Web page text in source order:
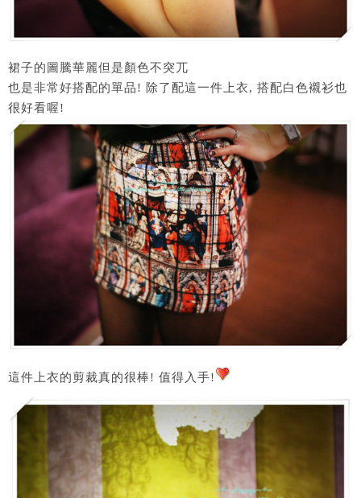
裙子的圖騰華麗但是顏色不突兀
也是非常好搭配的單品! 除了配這一件上衣, 搭配白色襯衫也
很好看喔!
這件上衣的剪裁真的很棒! 值得入手!